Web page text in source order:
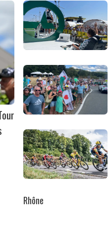
Rhône